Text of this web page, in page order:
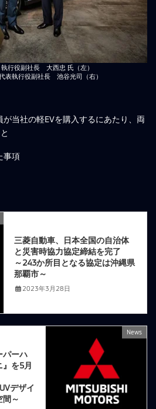
行役副社長 大西忠 氏（左）
表執行役副社長 池谷光司（右）
当社の軽EVを購入するにあたり、両
事項
三菱自動車、日本全国の自治体
と災害時協力協定締結を完了
～243か所目となる協定は沖縄県
那覇市～
2023年3月28日
News
パーハ
』を5月
デザイ
間～